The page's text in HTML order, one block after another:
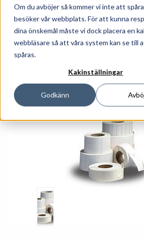
Om du avböjer så kommer vi inte att
besöker vår webbplats. För att kunna
dina önskemål måste vi dock placera en
webbläsare så att våra system kan se till
spåras.
Kakinställningar
Godkänn
010-162 61 90
Etiketter Och Färgband
Etikett 102x152mm Vit Polyester